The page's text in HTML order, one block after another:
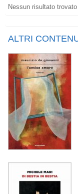
Nessun risultato trovato
ALTRI